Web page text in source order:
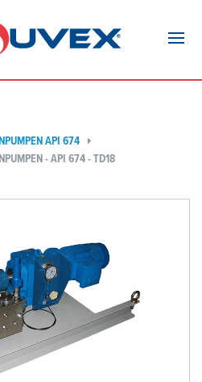
API 674
- API 674 - TD18